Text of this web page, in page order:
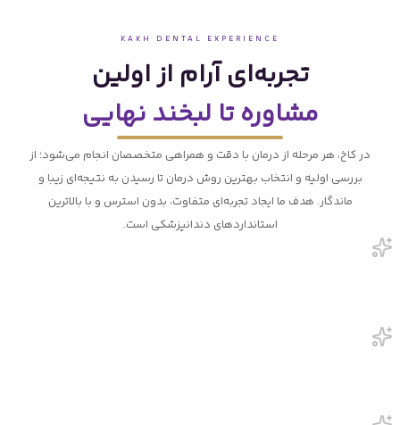
KAKH DENTAL EXPERIENCE
تجربه‌ای آرام از اولین
مشاوره تا لبخند نهایی
در کاخ، هر مرحله از درمان با دقت و همراهی متخصصان انجام می‌شود؛ از
بررسی اولیه و انتخاب بهترین روش درمان تا رسیدن به نتیجه‌ای زیبا و
ماندگار. هدف ما ایجاد تجربه‌ای متفاوت، بدون استرس و با بالاترین
استانداردهای دندانپزشکی است.